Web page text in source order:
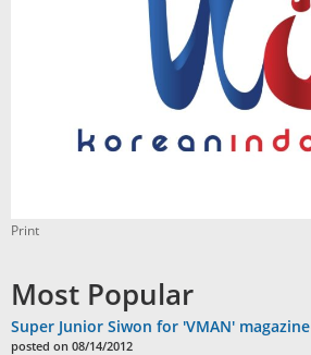
Print
Most Popular
Super Junior Siwon for 'VMAN' magazine
posted on 08/14/2012